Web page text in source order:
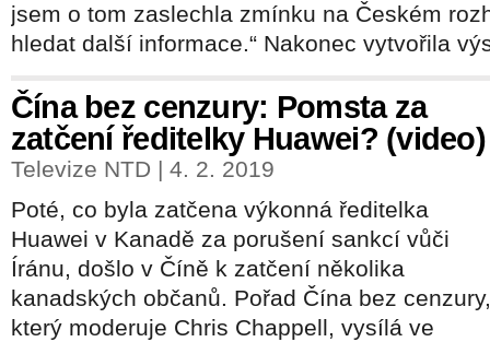
jsem o tom zaslechla zmínku na Českém
hledat další informace.“ Nakonec vytvořila
Čína bez cenzury: Pomsta za
zatčení ředitelky Huawei? (video)
Televize NTD | 4. 2. 2019
Poté, co byla zatčena výkonná ředitelka
Huawei v Kanadě za porušení sankcí vůči
Íránu, došlo v Číně k zatčení několika
kanadských občanů. Pořad Čína bez cenzury,
který moderuje Chris Chappell, vysílá ve